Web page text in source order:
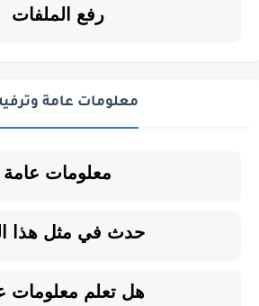
رفع الملفات
معلومات عامة
معلومات عامة
حدث في مثل هذا
هل تعلم معلومات